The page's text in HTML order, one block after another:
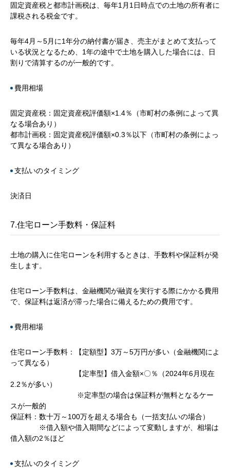
固定資産税と都市計画税は、毎年1月1日時点での土地の所有者に
課税される税金です。
毎年4月～5月に1年分の納付書が届き、売主がまとめて支払って
いる状況となるため、1年の途中で土地を購入した場合には、日
割りで清算するのが一般的です。
費用相場
固定資産税：固定資産税評価額×1.4％（市町村の条例によって異
なる場合あり）
都市計画税：固定資産税評価額×0.3％以下（市町村の条例によっ
て異なる場合あり）
支払いのタイミング
決済日
7.住宅ローン手数料・保証料
土地の購入に住宅ローンを利用するときは、手数料や保証料が発
生します。
住宅ローン手数料は、金融機関が融資を実行する際にかかる費用
で、保証料は返済が滞った場合に備えるための費用です。
費用相場
住宅ローン手数料：【定額型】3万～5万円が多い（金融機関によ
って異なる）
【定率型】借入金額×〇％（2024年6月現在
2.2％が多い）
※定率型の場合は保証料が無料となるケー
スが一般的
保証料：数十万～100万を超える場合も（一括支払いの場合）
※借入額や借入期間などによって変動しますが、相場は
借入額の2％ほど
支払いのタイミング